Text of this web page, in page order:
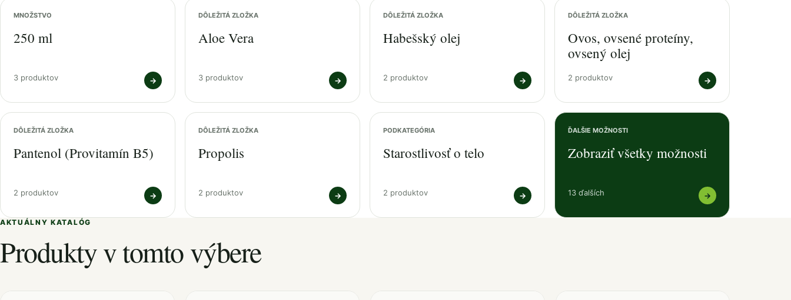
MNOŽSTVO
250 ml
3 produktov →
DÔLEŽITÁ ZLOŽKA
Aloe Vera
3 produktov →
DÔLEŽITÁ ZLOŽKA
Habešský olej
2 produktov →
DÔLEŽITÁ ZLOŽKA
Ovos, ovsené proteíny,
ovsený olej
2 produktov →
DÔLEŽITÁ ZLOŽKA
Pantenol (Provitamín B5)
2 produktov →
DÔLEŽITÁ ZLOŽKA
Propolis
2 produktov →
PODKATEGÓRIA
Starostlivosť o telo
2 produktov →
ĎALŠIE MOŽNOSTI
Zobraziť všetky možnosti
13 ďalších →
AKTUÁLNY KATALÓG
Produkty v tomto výbere